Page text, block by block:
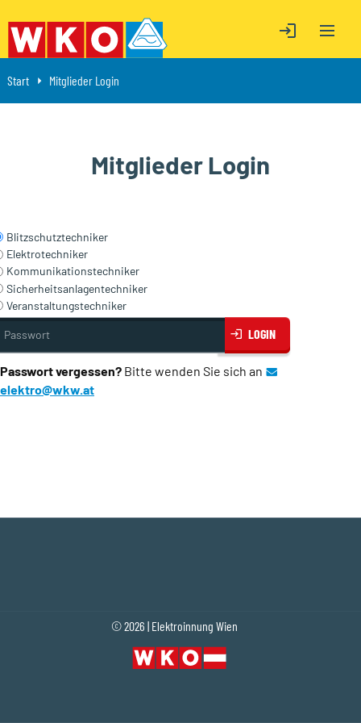
ÖFFNE LOGIN
ÖFFNE LOGIN
OPEN
Start Aktuell: Mitglieder Login
Mitglieder Login
Mitglieder Login
Blitzschutztechniker
Elektrotechniker
Kommunikationstechniker
Sicherheitsanlagentechniker
Veranstaltungstechniker
LOGIN
Passwort vergessen? Bitte wenden Sie sich an
elektro@wkw.at
Fußleistennavigation
© 2026 | Elektroinnung Wien